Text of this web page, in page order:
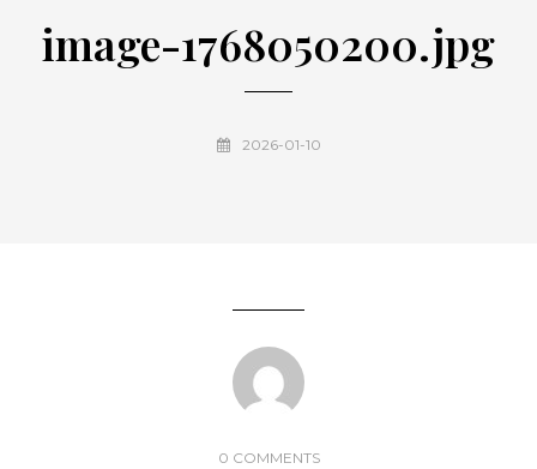
image-1768050200.jpg
2026-01-10
0 COMMENTS